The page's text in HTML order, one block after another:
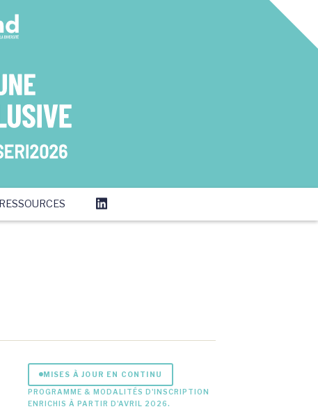
RESSOURCES
MISES À JOUR EN CONTINU
PROGRAMME & MODALITÉS D'INSCRIPTION
ENRICHIS À PARTIR D'AVRIL 2026.